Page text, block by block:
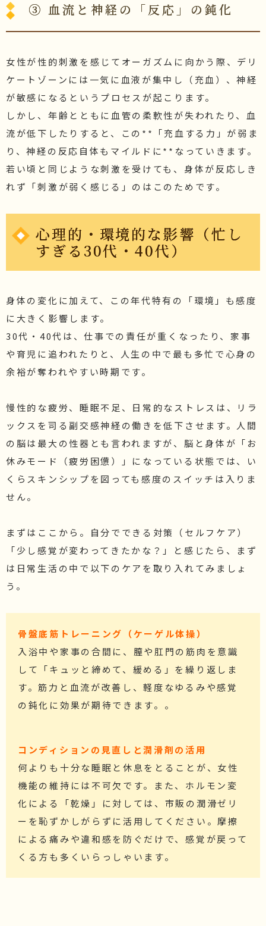
③ 血流と神経の「反応」の鈍化
女性が性的刺激を感じてオーガズムに向かう際、デリ
ケートゾーンには一気に血液が集中し（充血）、神経
が敏感になるというプロセスが起こります。
しかし、年齢とともに血管の柔軟性が失われたり、血
流が低下したりすると、この**「充血する力」が弱ま
り、神経の反応自体もマイルドに**なっていきます。
若い頃と同じような刺激を受けても、身体が反応しき
れず「刺激が弱く感じる」のはこのためです。
心理的・環境的な影響（忙し
すぎる30代・40代）
身体の変化に加えて、この年代特有の「環境」も感度
に大きく影響します。
30代・40代は、仕事での責任が重くなったり、家事
や育児に追われたりと、人生の中で最も多忙で心身の
余裕が奪われやすい時期です。
慢性的な疲労、睡眠不足、日常的なストレスは、リラ
ックスを司る副交感神経の働きを低下させます。人間
の脳は最大の性器とも言われますが、脳と身体が「お
休みモード（疲労困憊）」になっている状態では、い
くらスキンシップを図っても感度のスイッチは入りま
せん。
まずはここから。自分でできる対策（セルフケア）
「少し感覚が変わってきたかな？」と感じたら、まず
は日常生活の中で以下のケアを取り入れてみましょ
う。
骨盤底筋トレーニング（ケーゲル体操）
入浴中や家事の合間に、膣や肛門の筋肉を意識
して「キュッと締めて、緩める」を繰り返しま
す。筋力と血流が改善し、軽度なゆるみや感覚
の鈍化に効果が期待できます。。
コンディションの見直しと潤滑剤の活用
何よりも十分な睡眠と休息をとることが、女性
機能の維持には不可欠です。また、ホルモン変
化による「乾燥」に対しては、市販の潤滑ゼリ
ーを恥ずかしがらずに活用してください。摩擦
による痛みや違和感を防ぐだけで、感覚が戻って
くる方も多くいらっしゃいます。